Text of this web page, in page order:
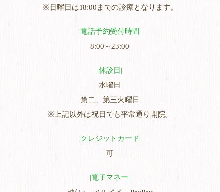
※日曜日は18:00までの診療となります。
電話予約受付時間
8:00～23:00
休診日
水曜日
第二、第三火曜日
※上記以外は祝日でも平常通り開院。
クレジットカード
可
電子マネー